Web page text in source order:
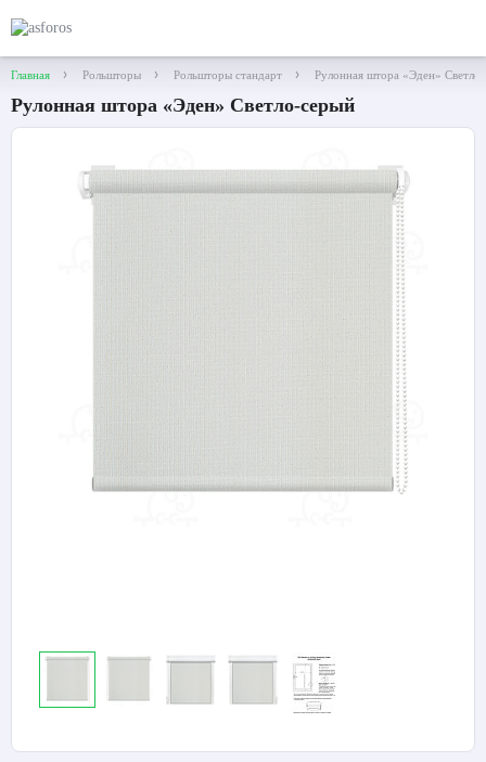
Главная Рольшторы Рольшторы стандарт Рулонная штора «Эден»
Рулонная штора «Эден» Светло-серый